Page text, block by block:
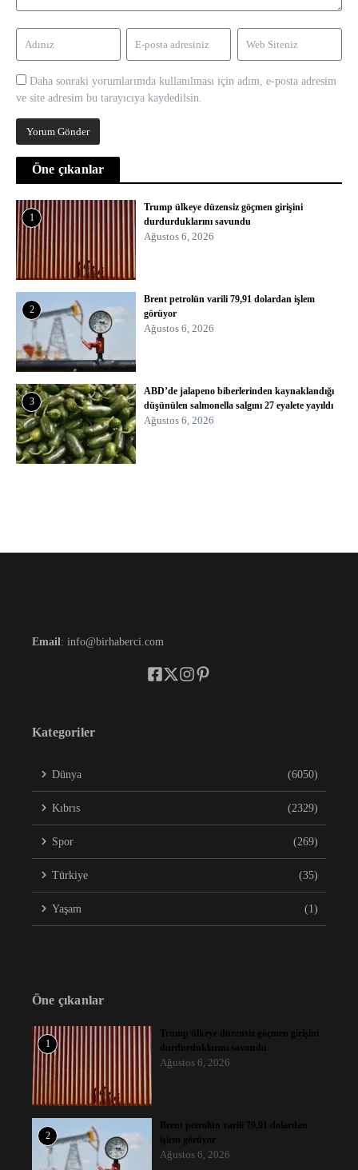
Daha sonraki yorumlarımda kullanılması için adım, e-posta adresim
ve site adresim bu tarayıcıya kaydedilsin.
Öne çıkanlar
1
Trump ülkeye düzensiz göçmen girişini
durdurduklarını savundu
Ağustos 6, 2026
2
Brent petrolün varili 79,91 dolardan işlem
görüyor
Ağustos 6, 2026
3
ABD’de jalapeno biberlerinden kaynaklandığı
düşünülen salmonella salgını 27 eyalete yayıldı
Ağustos 6, 2026
Email : info@birhaberci.com
Kategoriler
Dünya (6050)
Kıbrıs (2329)
Spor (269)
Türkiye (35)
Yaşam (1)
Öne çıkanlar
1
Trump ülkeye düzensiz göçmen girişini
durdurduklarını savundu
Ağustos 6, 2026
2
Brent petrolün varili 79,91 dolardan
işlem görüyor
Ağustos 6, 2026